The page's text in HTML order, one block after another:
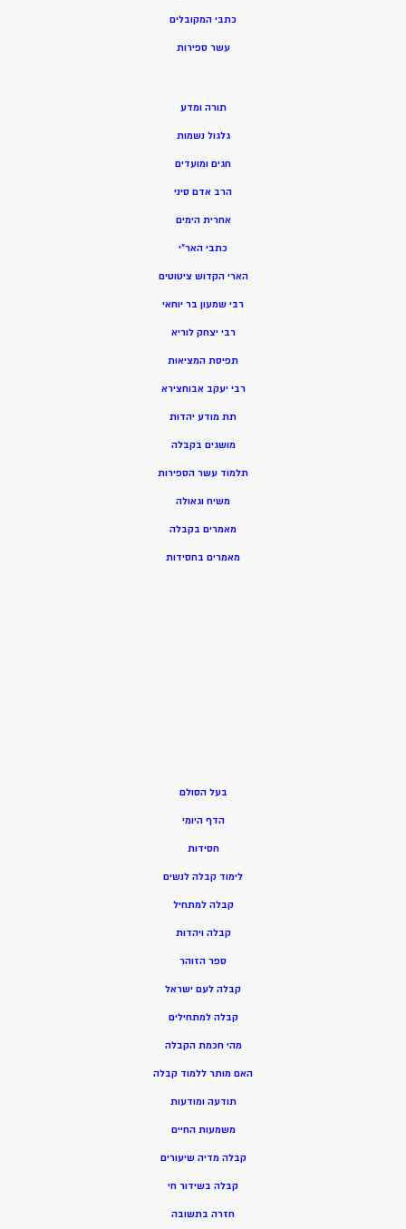
כתבי המקובלים
עשר ספירות
תורה ומדע
גלגול נשמות
חגים ומועדים
הרב אדם סיני
אחרית הימים
כתבי האר”י
הארי הקדוש ציטוטים
רבי שמעון בר יוחאי
רבי יצחק לוריא
תפיסת המציאות
רבי יעקב אבוחצירא
תת מודע יהדות
מושגים בקבלה
תלמוד עשר הספירות
משיח וגאולה
מאמרים בקבלה
מאמרים בחסידות
בעל הסולם
הדף היומי
חסידות
לימוד קבלה לנשים
קבלה למתחיל
קבלה ויהדות
ספר הזוהר
קבלה לעם ישראל
קבלה למתחילים
מהי חכמת הקבלה
האם מותר ללמוד קבלה
תודעה ומודעות
משמעות החיים
קבלה מדיה שיעורים
קבלה בשידור חי
חזרה בתשובה